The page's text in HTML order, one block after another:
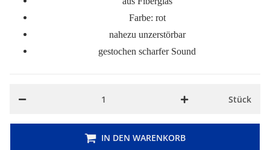
Farbe: rot
nahezu unzerstörbar
gestochen scharfer Sound
Stück
IN DEN WARENKORB